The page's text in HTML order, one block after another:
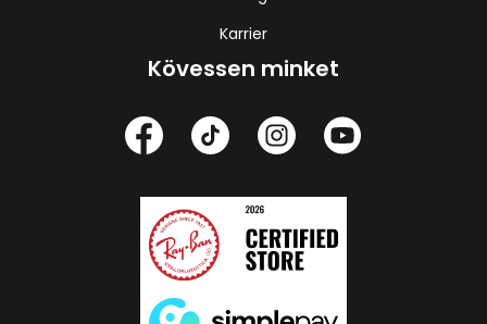
Karrier
Kövessen minket